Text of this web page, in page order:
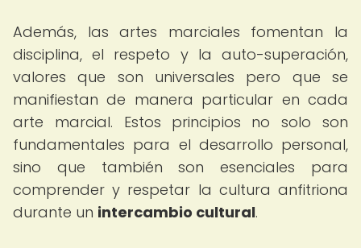
Además, las artes marciales fomentan la
disciplina, el respeto y la auto-superación,
valores que son universales pero que se
manifiestan de manera particular en cada
arte marcial. Estos principios no solo son
fundamentales para el desarrollo personal,
sino que también son esenciales para
comprender y respetar la cultura anfitriona
durante un intercambio cultural.